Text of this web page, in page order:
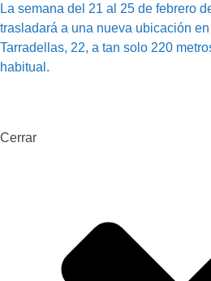
La semana del 21 al 25 de febrero
trasladará a una nueva ubicación
Tarradellas, 22, a tan solo 220
habitual.
Cerrar